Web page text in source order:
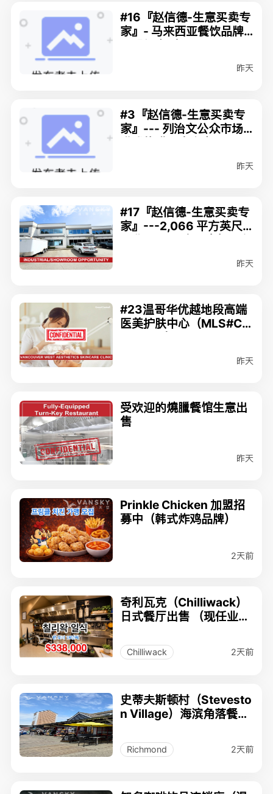
#16『赵信德-生意买卖专
家』- 马来西亚餐饮品牌
昨天
#3『赵信德-生意买卖专
家』--- 列治文公众市场
昨天
#17『赵信德-生意买卖专
家』---2,066 平方英尺
昨天
#23温哥华优越地段高端
医美护肤中心（MLS#C8
昨天
受欢迎的燒臘餐馆生意出
售
昨天
Prinkle Chicken 加盟招
募中（韩式炸鸡品牌）
2天前
奇利瓦克（Chilliwack）
日式餐厅出售 （现任业主
Chilliwack 2天前
史蒂夫斯顿村（Stevesto
n Village）海滨角落餐厅
Richmond 2天前